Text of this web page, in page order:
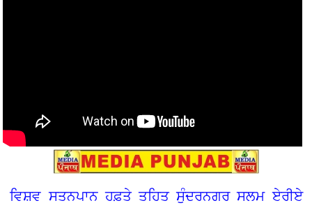
ਵਿਸ਼ਵ ਸਤਨਪਾਨ ਹਫ਼ਤੇ ਤਹਿਤ ਸੁੰਦਰਨਗਰ ਸਲਮ ਏਰੀਏ